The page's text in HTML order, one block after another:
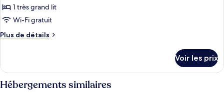
type
de
chambre :
Inter
1 très grand lit
Wi-Fi gratuit
Plus de détails
Plus
le
type
de
Voir les prix
Hébergements similaires